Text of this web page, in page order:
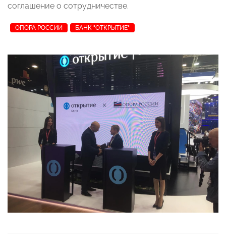
соглашение о сотрудничестве.
ОПОРА РОССИИ БАНК "ОТКРЫТИЕ"